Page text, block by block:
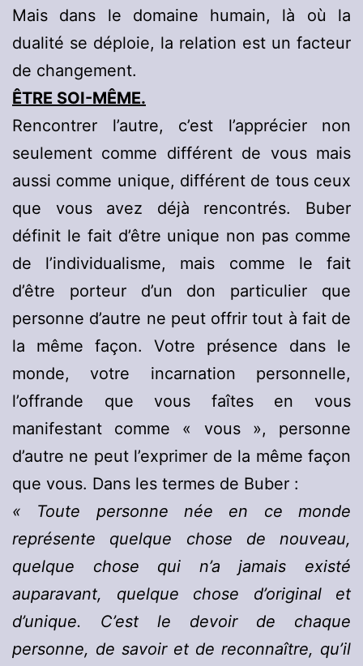
Mais dans le domaine humain, là où la
dualité se déploie, la relation est un facteur
de changement.
ÊTRE SOI-MÊME.
Rencontrer l’autre, c’est l’apprécier non
seulement comme différent de vous mais
aussi comme unique, différent de tous ceux
que vous avez déjà rencontrés. Buber
définit le fait d’être unique non pas comme
de l’individualisme, mais comme le fait
d’être porteur d’un don particulier que
personne d’autre ne peut offrir tout à fait de
la même façon. Votre présence dans le
monde, votre incarnation personnelle,
l’offrande que vous faîtes en vous
manifestant comme « vous », personne
d’autre ne peut l’exprimer de la même façon
que vous. Dans les termes de Buber :
« Toute personne née en ce monde
représente quelque chose de nouveau,
quelque chose qui n’a jamais existé
auparavant, quelque chose d’original et
d’unique. C’est le devoir de chaque
personne, de savoir et de reconnaître, qu’il